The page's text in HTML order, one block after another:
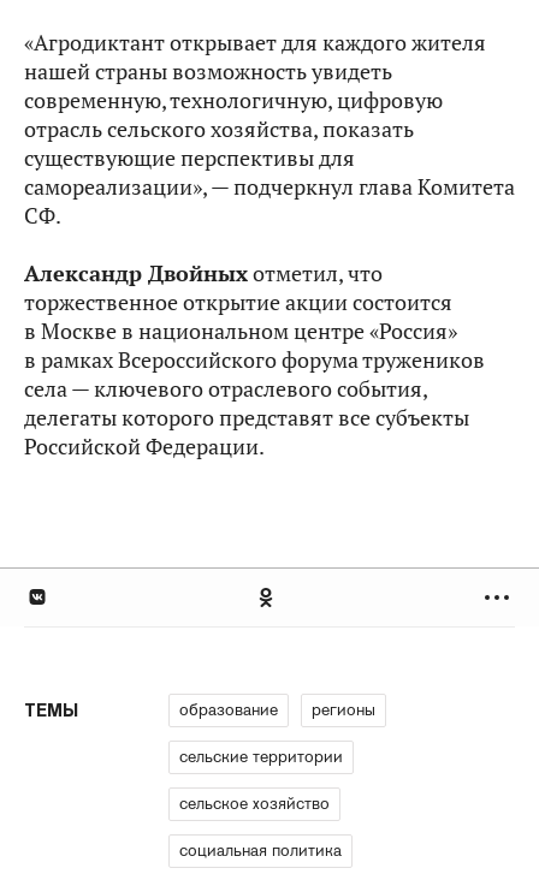
«Агродиктант открывает для каждого жителя
нашей страны возможность увидеть
современную, технологичную, цифровую
отрасль сельского хозяйства, показать
существующие перспективы для
самореализации», — подчеркнул глава Комитета
СФ.
Александр Двойныхотметил, что
торжественное открытие акции состоится
в Москве в национальном центре «Россия»
в рамках Всероссийского форума тружеников
села — ключевого отраслевого события,
делегаты которого представят все субъекты
Российской Федерации.
ТЕМЫ образование регионы
сельские территории
сельское хозяйство
социальная политика